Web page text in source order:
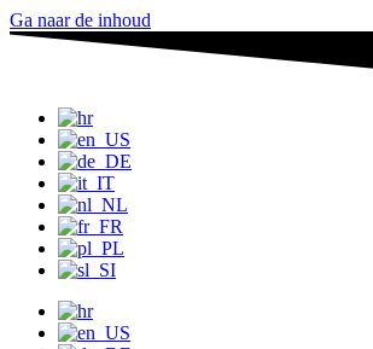
Ga naar de inhoud